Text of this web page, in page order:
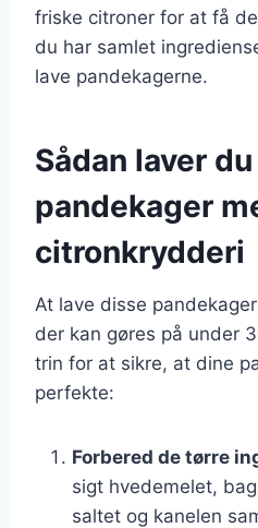
friske citroner for at få
du har samlet
lave pandekagerne.
Sådan laver
pandekager
citronkrydderi
At lave disse
der kan gøres på under
trin for at sikre, at dine
perfekte:
Forbered de tørre
sigt hvedemelet,
saltet og kanelen